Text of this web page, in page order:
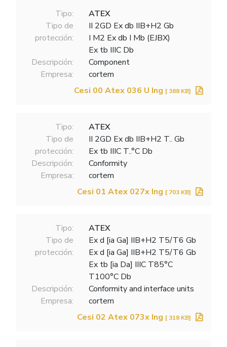
Tipo:
ATEX
Tipo de
protección:
II 2GD Ex db IIB+H2 Gb
I M2 Ex db I Mb (EJBX)
Ex tb IIIC Db
Descripción:
Component
Empresa:
cortem
Cesi 00 Atex 036 U Ing [ 388 KB]
Tipo:
ATEX
Tipo de
protección:
II 2GD Ex db IIB+H2 T.. Gb
Ex tb IIIC T..°C Db
Descripción:
Conformity
Empresa:
cortem
Cesi 01 Atex 027x Ing [ 703 KB]
Tipo:
ATEX
Tipo de
protección:
Ex d [ia Ga] IIB+H2 T5/T6 Gb
Ex d [ia Ga] IIB+H2 T5/T6 Gb
Ex tb [ia Da] IIIC T85°C
T100°C Db
Descripción:
Conformity and interface units
Empresa:
cortem
Cesi 02 Atex 073x Ing [ 318 KB]